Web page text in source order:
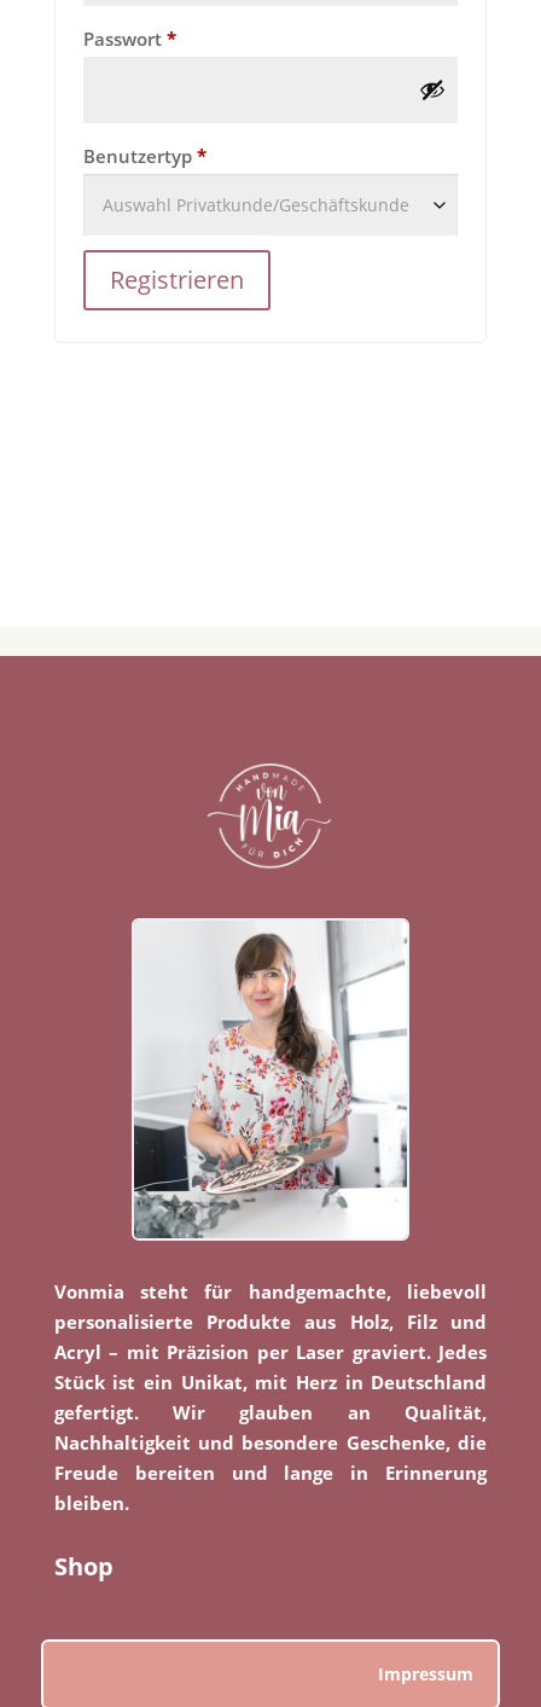
Passwort *Erforderlich
Benutzertyp *
Registrieren
Vonmia steht für handgemachte, liebevoll
personalisierte Produkte aus Holz, Filz und
Acryl – mit Präzision per Laser graviert. Jedes
Stück ist ein Unikat, mit Herz in Deutschland
gefertigt. Wir glauben an Qualität,
Nachhaltigkeit und besondere Geschenke, die
Freude bereiten und lange in Erinnerung
bleiben.
Shop
Impressum